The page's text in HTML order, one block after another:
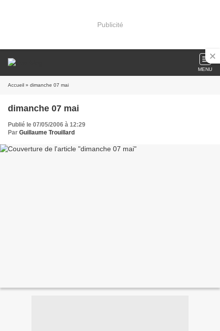
Publicité
MENU
Accueil » dimanche 07 mai
dimanche 07 mai
Publié le 07/05/2006 à 12:29
Par Guillaume Trouillard